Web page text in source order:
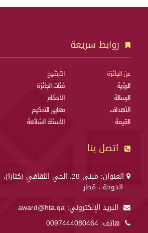
روابط سريعة
عن الجائزة
الرؤية
الرسالة
الأهداف
القيمة
الترشيح
فئات الجائزة
الأحكام
معايير التحكيم
الأسئلة الشائعة
اتصل بنا
العنوان: مبنى 28، الحي الثقافي (كتارا)،
الدوحة ، قطر
البريد الإلكتروني: award@hta.qa
هاتف: 0097444080464